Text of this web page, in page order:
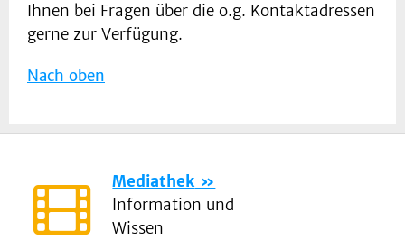
Ihnen bei Fragen über die o.g. Kontaktadressen
gerne zur Verfügung.
Nach oben
Mediathek
Information und
Wissen